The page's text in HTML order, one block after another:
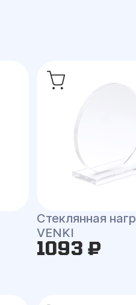
Стеклянная
VENKI
1093 ₽